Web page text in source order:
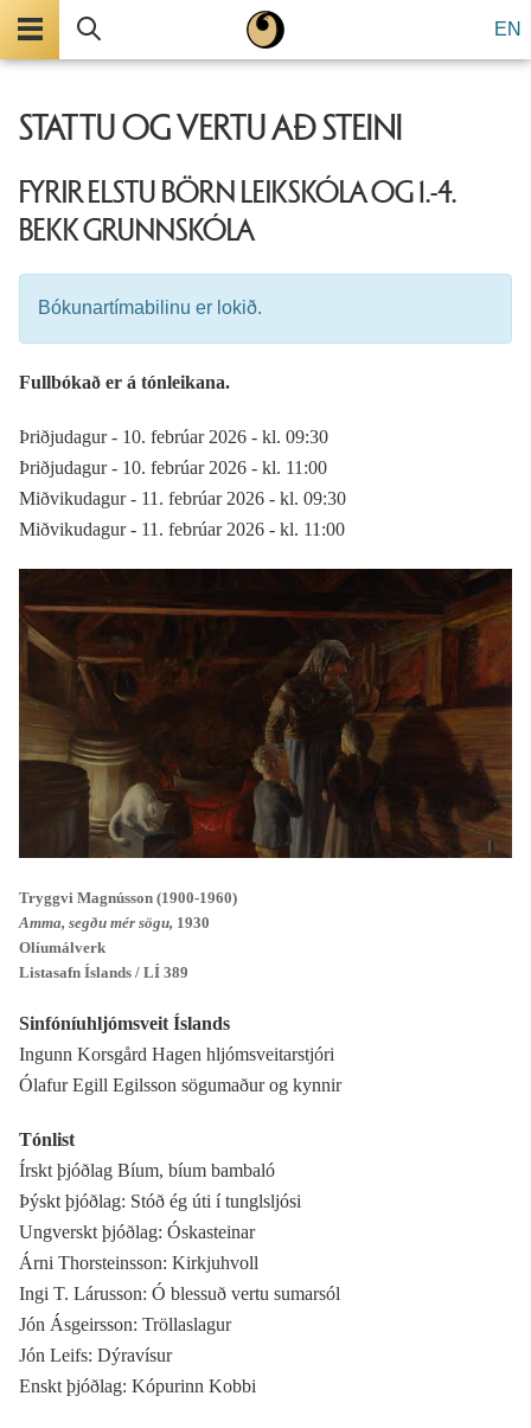
EN
STATTU OG VERTU AÐ STEINI
FYRIR ELSTU BÖRN LEIKSKÓLA OG 1.-4.
BEKK GRUNNSKÓLA
Bókunartímabilinu er lokið.
Fullbókað er á tónleikana.
Þriðjudagur - 10. febrúar 2026 - kl. 09:30
Þriðjudagur - 10. febrúar 2026 - kl. 11:00
Miðvikudagur - 11. febrúar 2026 - kl. 09:30
Miðvikudagur - 11. febrúar 2026 - kl. 11:00
Tryggvi Magnússon (1900-1960)
Amma, segðu mér sögu, 1930
Olíumálverk
Listasafn Íslands / LÍ 389
Sinfóníuhljómsveit Íslands
Ingunn Korsgård Hagen hljómsveitarstjóri
Ólafur Egill Egilsson sögumaður og kynnir
Tónlist
Írskt þjóðlag Bíum, bíum bambaló
Þýskt þjóðlag: Stóð ég úti í tunglsljósi
Ungverskt þjóðlag: Óskasteinar
Árni Thorsteinsson: Kirkjuhvoll
Ingi T. Lárusson: Ó blessuð vertu sumarsól
Jón Ásgeirsson: Tröllaslagur
Jón Leifs: Dýravísur
Enskt þjóðlag: Kópurinn Kobbi